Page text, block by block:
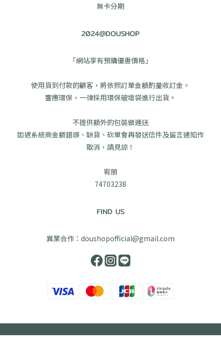
無卡分期
2024@DOUSHOP
「網站享有預購優惠價格」
使用貨到付款的顧客，將依照訂單金額酌量收訂金。
響應環保，一律採用環保破壞袋進行出貨。
不提供額外的包裝做運送
如遇系統商金額錯誤、缺貨、砍單會再發送信件及留言通知作
取消，請見諒！
宥朋
74703238
FIND US
異業合作：doushopofficial@gmail.com